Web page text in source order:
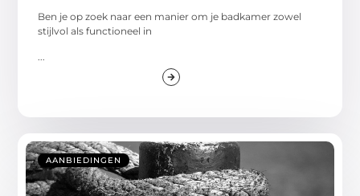
Ben je op zoek naar een manier om je badkamer zowel
stijlvol als functioneel in
...
AANBIEDINGEN